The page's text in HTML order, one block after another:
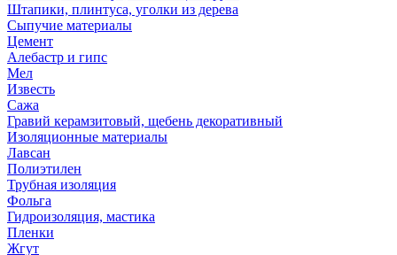
Штапики, плинтуса, уголки из дерева
Сыпучие материалы
Цемент
Алебастр и гипс
Мел
Известь
Сажа
Гравий керамзитовый, щебень декоративный
Изоляционные материалы
Лавсан
Полиэтилен
Трубная изоляция
Фольга
Гидроизоляция, мастика
Пленки
Жгут